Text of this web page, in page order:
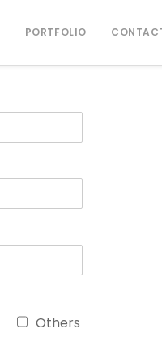
PORTFOLIO
Others